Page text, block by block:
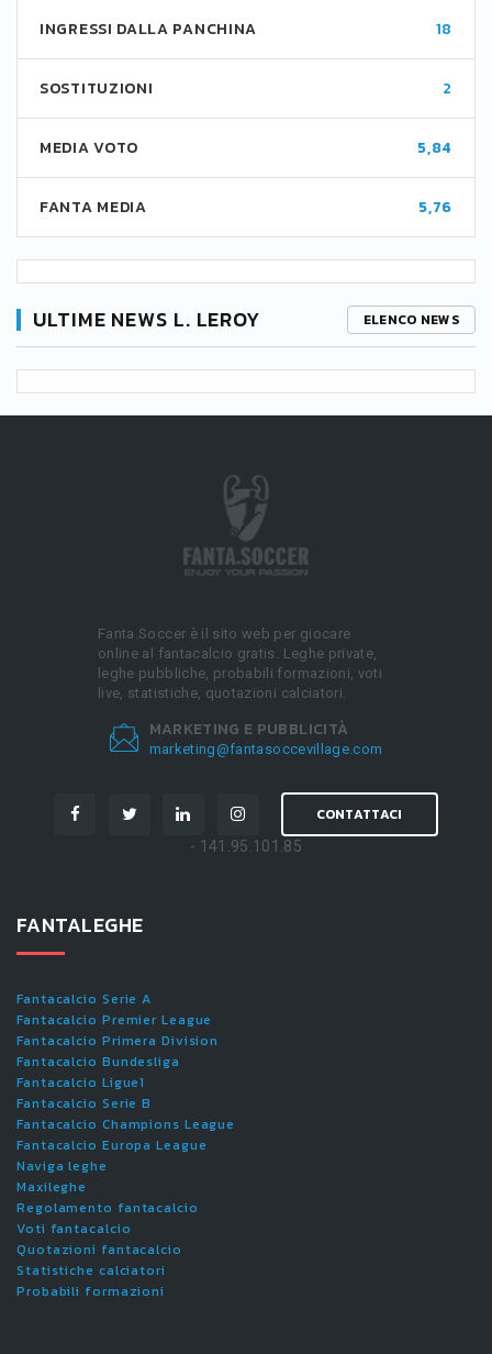
INGRESSI DALLA PANCHINA 18
SOSTITUZIONI 2
MEDIA VOTO 5,84
FANTA MEDIA 5,76
ULTIME NEWS L. LEROY ELENCO NEWS
Fanta.Soccer è il sito web per giocare
online al fantacalcio gratis. Leghe private,
leghe pubbliche, probabili formazioni, voti
live, statistiche, quotazioni calciatori.
MARKETING E PUBBLICITÀ
marketing@fantasoccevillage.com
CONTATTACI
- 141.95.101.85
FANTALEGHE
Fantacalcio Serie A
Fantacalcio Premier League
Fantacalcio Primera Division
Fantacalcio Bundesliga
Fantacalcio Ligue1
Fantacalcio Serie B
Fantacalcio Champions League
Fantacalcio Europa League
Naviga leghe
Maxileghe
Regolamento fantacalcio
Voti fantacalcio
Quotazioni fantacalcio
Statistiche calciatori
Probabili formazioni